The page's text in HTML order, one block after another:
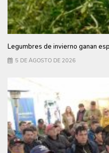
Legumbres de invierno ganan
5 DE AGOSTO DE 2026